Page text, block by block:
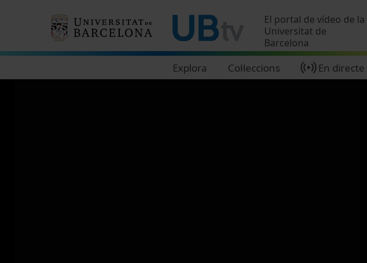
El portal de vídeo de la
Universitat de
Barcelona
Explora Col·leccions En directe